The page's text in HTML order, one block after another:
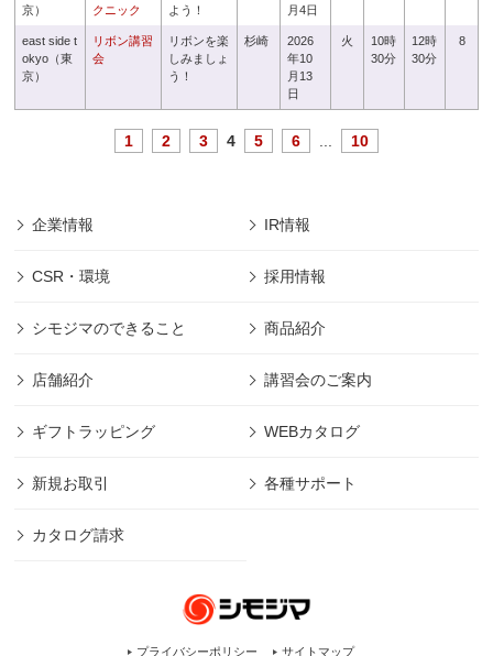
京）
クニック
よう！
月4日
east side t
okyo（東
京）
リボン講習
会
リボンを楽
しみましょ
う！
杉崎
2026
年10
月13
日
火
10時
30分
12時
30分
8
1 2 3 4 5 6 10
企業情報 IR情報
CSR・環境 採用情報
シモジマのできること 商品紹介
店舗紹介 講習会のご案内
ギフトラッピング WEBカタログ
新規お取引 各種サポート
カタログ請求
プライバシーポリシー サイトマップ